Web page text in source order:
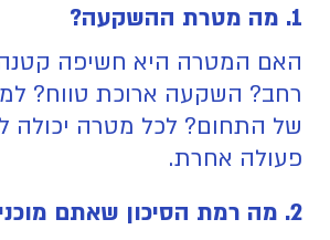
1. מה מטרת ההשקעה?
האם המטרה היא חשיפה
רחב? השקעה ארוכת טווח?
של התחום? לכל מטרה יכולה
פעולה אחרת.
2. מה רמת הסיכון שאתם מוכנים לקחת?